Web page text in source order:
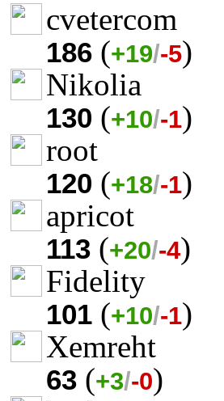
cvetercom
186 (+19/-5)
Nikolia
130 (+10/-1)
root
120 (+18/-1)
apricot
113 (+20/-4)
Fidelity
101 (+10/-1)
Xemreht
63 (+3/-0)